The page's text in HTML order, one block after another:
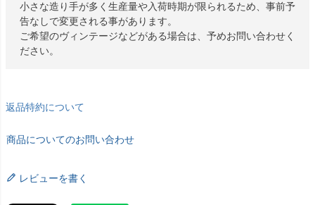
小さな造り手が多く生産量や入荷時期が限られるため、事前予
告なしで変更される事があります。
ご希望のヴィンテージなどがある場合は、予めお問い合わせく
ださい。
返品特約について
商品についてのお問い合わせ
レビューを書く